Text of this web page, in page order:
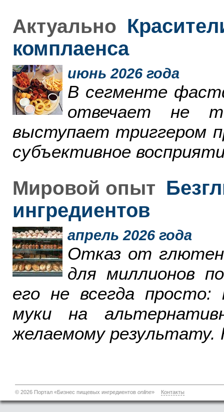
Актуально
комплаенса
июнь 2026 года
В сегменте
отвечает не
выступает триггером
субъективное
Мировой опыт
ингредиентов
апрель 2026 года
Отказ от
для миллионов
его не всегда просто:
муки на
желаемому результату.
© 2026 Портал «Бизнес пищевых ингредиентов online» Контакты